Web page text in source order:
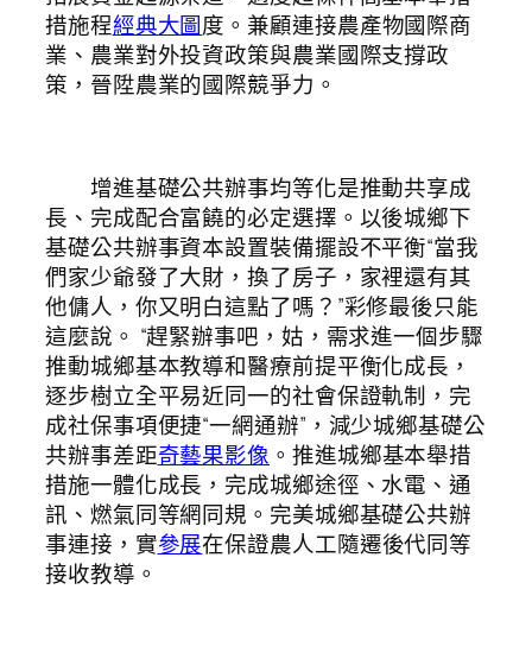
措施程經典大圖度。兼顧連接農產物國際商
業、農業對外投資政策與農業國際支撐政
策，晉陞農業的國際競爭力。
增進基礎公共辦事均等化是推動共享成
長、完成配合富饒的必定選擇。以後城鄉下
基礎公共辦事資本設置裝備擺設不平衡“當我
們家少爺發了大財，換了房子，家裡還有其
他傭人，你又明白這點了嗎？”彩修最後只能
這麼說。 “趕緊辦事吧，姑，需求進一個步驟
推動城鄉基本教導和醫療前提平衡化成長，
逐步樹立全平易近同一的社會保證軌制，完
成社保事項便捷“一網通辦”，減少城鄉基礎公
共辦事差距奇藝果影像 。推進城鄉基本舉措
措施一體化成長，完成城鄉途徑、水電、通
訊、燃氣同等網同規。完美城鄉基礎公共辦
事連接，實參展在保證農人工隨遷後代同等
接收教導。